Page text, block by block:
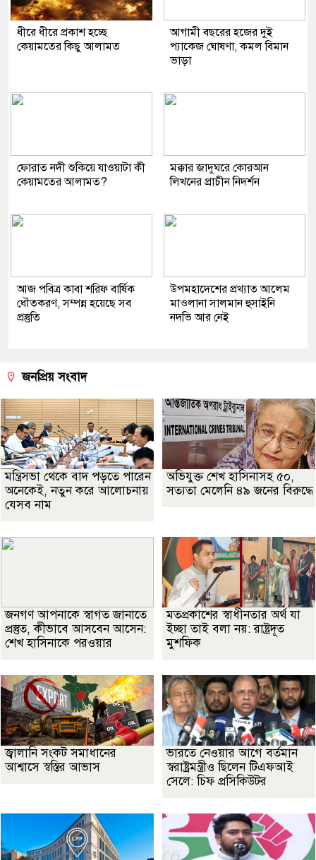
ধীরে ধীরে প্রকাশ হচ্ছে
কেয়ামতের কিছু আলামত
আগামী বছরের হজের দুই
প্যাকেজ ঘোষণা, কমল বিমান
ভাড়া
ফোরাত নদী শুকিয়ে যাওয়াটা কী
কেয়ামতের আলামত?
মক্কার জাদুঘরে কোরআন
লিখনের প্রাচীন নিদর্শন
আজ পবিত্র কাবা শরিফ বার্ষিক
ধৌতকরণ, সম্পন্ন হয়েছে সব
প্রস্তুতি
উপমহাদেশের প্রখ্যাত আলেম
মাওলানা সালমান হুসাইনি
নদভি আর নেই
জনপ্রিয় সংবাদ
মন্ত্রিসভা থেকে বাদ পড়তে পারেন
অনেকেই, নতুন করে আলোচনায়
যেসব নাম
অভিযুক্ত শেখ হাসিনাসহ ৫০,
সত্যতা মেলেনি ৪৯ জনের বিরুদ্ধে
জনগণ আপনাকে স্বাগত জানাতে
প্রস্তুত, কীভাবে আসবেন আসেন:
শেখ হাসিনাকে পরওয়ার
মতপ্রকাশের স্বাধীনতার অর্থ যা
ইচ্ছা তাই বলা নয়: রাষ্ট্রদূত
মুশফিক
জ্বালানি সংকট সমাধানের
আশ্বাসে স্বস্তির আভাস
ভারতে নেওয়ার আগে বর্তমান
স্বরাষ্ট্রমন্ত্রীও ছিলেন টিএফআই
সেলে: চিফ প্রসিকিউটর